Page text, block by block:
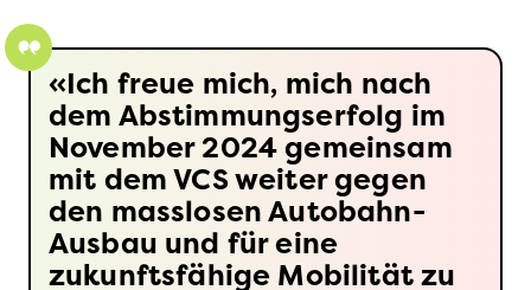
Ich freue mich, mich nach
dem Abstimmungserfolg im
November 2024 gemeinsam
mit dem VCS weiter gegen
den masslosen Autobahn-
Ausbau und für eine
zukunftsfähige Mobilität zu